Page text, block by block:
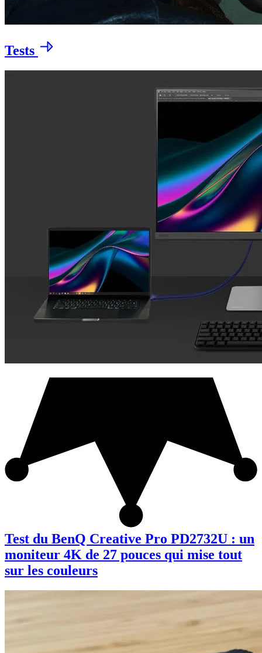
Tests
Test du BenQ Creative Pro PD2732U : un
moniteur 4K de 27 pouces qui mise tout
sur les couleurs